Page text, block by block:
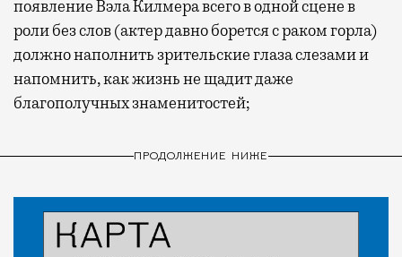
появление Вэла Килмера всего в одной сцене в
роли без слов (актер давно борется с раком горла)
должно наполнить зрительские глаза слезами и
напомнить, как жизнь не щадит даже
благополучных знаменитостей;
ПРОДОЛЖЕНИЕ НИЖЕ